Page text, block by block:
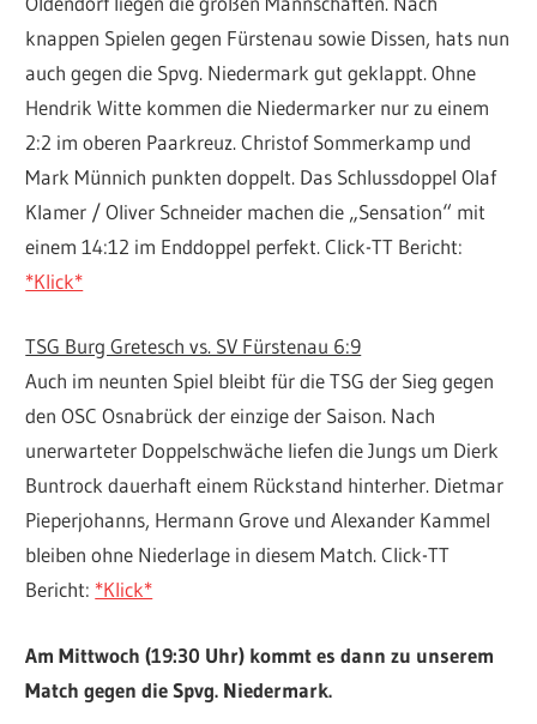
knappen Spielen gegen Fürstenau sowie Dissen, hats nun
auch gegen die Spvg. Niedermark gut geklappt. Ohne
Hendrik Witte kommen die Niedermarker nur zu einem
2:2 im oberen Paarkreuz. Christof Sommerkamp und
Mark Münnich punkten doppelt. Das Schlussdoppel Olaf
Klamer / Oliver Schneider machen die „Sensation“ mit
einem 14:12 im Enddoppel perfekt. Click-TT Bericht:
*Klick*
TSG Burg Gretesch vs. SV Fürstenau 6:9
Auch im neunten Spiel bleibt für die TSG der Sieg gegen
den OSC Osnabrück der einzige der Saison. Nach
unerwarteter Doppelschwäche liefen die Jungs um Dierk
Buntrock dauerhaft einem Rückstand hinterher. Dietmar
Pieperjohanns, Hermann Grove und Alexander Kammel
bleiben ohne Niederlage in diesem Match. Click-TT
Bericht: *Klick*
Am Mittwoch (19:30 Uhr) kommt es dann zu unserem
Match gegen die Spvg. Niedermark.